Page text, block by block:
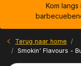
Kom
Terug naar home
Smokin' Flavours -